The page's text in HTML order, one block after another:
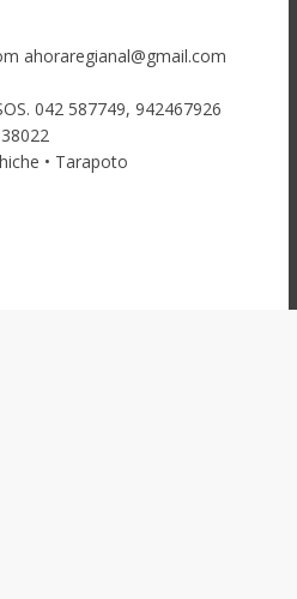
ahoraregianal@gmail.com
042 587749, 942467926
• Tarapoto